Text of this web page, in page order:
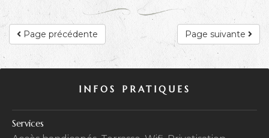
Page suivante
Page précédente
INFOS PRATIQUES
Services